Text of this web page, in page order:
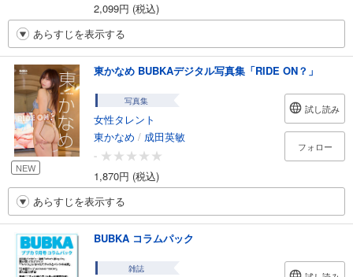
2,099円 (税込)
あらすじを表示する
NEW
東かなめ BUBKAデジタル写真集「RIDE ON？」
写真集
女性タレント
東かなめ / 成田英敏
-
1,870円 (税込)
試し読み
フォロー
あらすじを表示する
BUBKA コラムパック
雑誌